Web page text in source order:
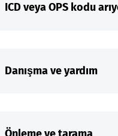
ICD veya OPS kodu
Danışma ve yardım
Önleme ve tarama